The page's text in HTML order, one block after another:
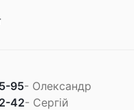
95- Олександр
42- Сергій